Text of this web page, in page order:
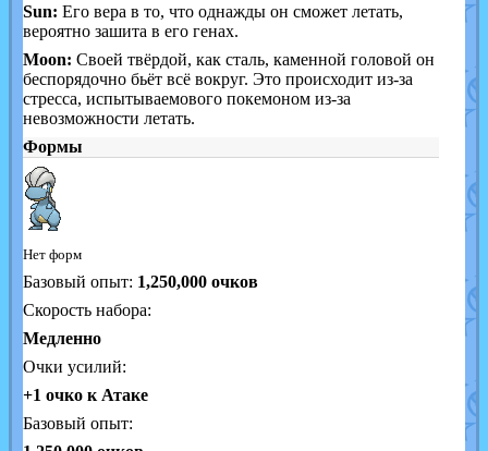
Sun: Его вера в то, что однажды он сможет летать,
вероятно зашита в его генах.
Moon: Своей твёрдой, как сталь, каменной головой он
беспорядочно бьёт всё вокруг. Это происходит из-за
стресса, испытываемового покемоном из-за
невозможности летать.
Формы
Нет форм
Базовый опыт: 1,250,000очков
Скорость набора:
Медленно
Очки усилий:
+1 очко к Атаке
Базовый опыт: